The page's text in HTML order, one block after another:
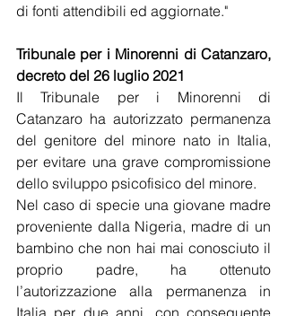
di fonti attendibili ed aggiornate."
Tribunale per i Minorenni di Catanzaro,
decreto del 26 luglio 2021
Il Tribunale per i Minorenni di
Catanzaro ha autorizzato permanenza
del genitore del minore nato in Italia,
per evitare una grave compromissione
dello sviluppo psicofisico del minore.
Nel caso di specie una giovane madre
proveniente dalla Nigeria, madre di un
bambino che non hai mai conosciuto il
proprio padre, ha ottenuto
l’autorizzazione alla permanenza in